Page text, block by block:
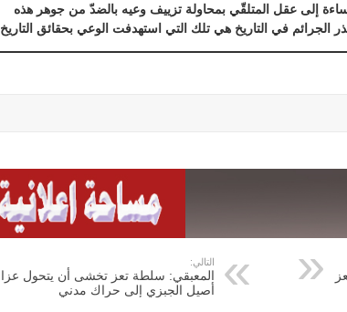
إلى عقل المتلقّي بمحاولة تزييف وعيه بالضدّ من جوهر هذه
الجرائم في التاريخ هي تلك التي استهدفت الوعي بحقائق
التالي:
المعبقي: سلطة تعز تخشى أن يتحول
أصيل الجبزي إلى حراك مدني